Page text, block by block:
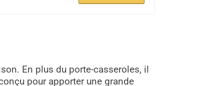
En plus du porte-casseroles, il
pour apporter une grande